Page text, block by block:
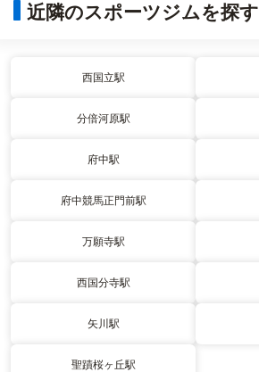
近隣のスポーツジムを探す
西国立駅
分倍河原駅
府中駅
府中競馬正門前駅
万願寺駅
西国分寺駅
矢川駅
聖蹟桜ヶ丘駅